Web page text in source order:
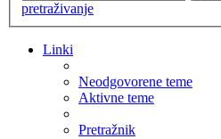
pretraživanje
Linki
Neodgovorene teme
Aktivne teme
Pretražnik